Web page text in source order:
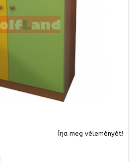
Írja meg véleményét!